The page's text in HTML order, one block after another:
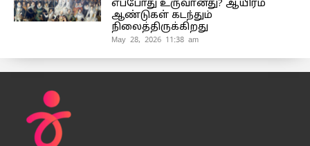
எப்போது உருவானது? ஆயிரம்
ஆண்டுகள் கடந்தும்
நிலைத்திருக்கிறது
May 28, 2026 11:38 am